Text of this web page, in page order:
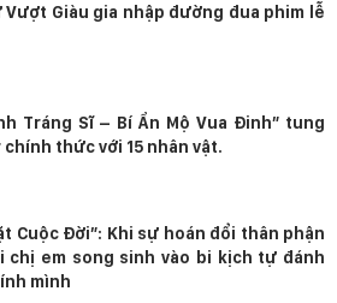
Vượt Giàu gia nhập đường đua phim lễ
Tráng Sĩ – Bí Ẩn Mộ Vua Đinh” tung
thức với 15 nhân vật.
Cuộc Đời”: Khi sự hoán đổi thân phận
chị em song sinh vào bi kịch tự đánh
mình